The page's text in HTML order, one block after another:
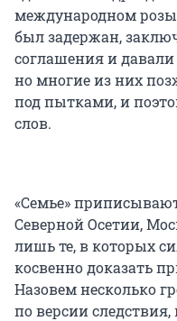
международном
был задержан,
соглашения и
но многие из них
под пытками, и
слов.
«Семье»
Северной Осетии,
лишь те, в которых
косвенно доказать
Назовем несколько
по версии